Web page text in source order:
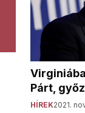
Párt,
HÍREK2021.